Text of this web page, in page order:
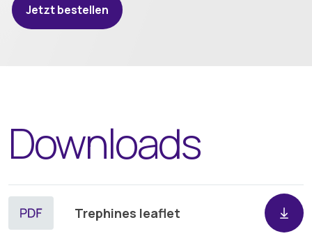
Jetzt bestellen
Downloads
Trephines leaflet